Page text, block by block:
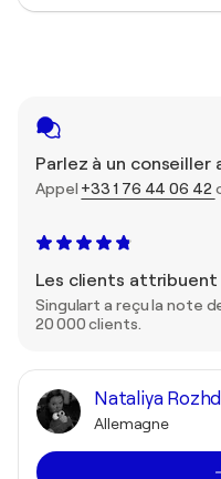
Parlez à un
Appel +33 1 76 44 06 42
Les clients attribuent
Singulart a reçu la note
20 000 clients.
Nataliya
Allemagne